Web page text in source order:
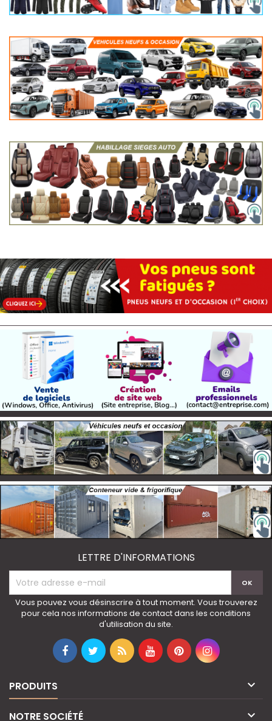
LETTRE D'INFORMATIONS
Vous pouvez vous désinscrire à tout moment. Vous trouverez
pour cela nos informations de contact dans les conditions
d'utilisation du site.
PRODUITS 
NOTRE SOCIÉTÉ 